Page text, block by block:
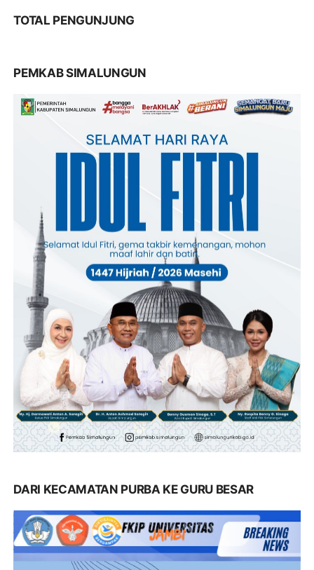
TOTAL PENGUNJUNG
PEMKAB SIMALUNGUN
DARI KECAMATAN PURBA KE GURU BESAR